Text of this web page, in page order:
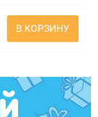
В КОРЗИНУ